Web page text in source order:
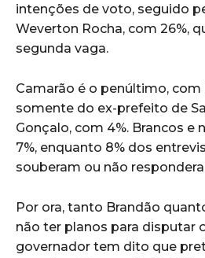
intenções de voto, seguido
Weverton Rocha, com 26%,
segunda vaga.
Camarão é o penúltimo, com
somente do ex-prefeito de
Gonçalo, com 4%. Brancos e
7%, enquanto 8% dos
souberam ou não
Por ora, tanto Brandão
não ter planos para disputar
governador tem dito que